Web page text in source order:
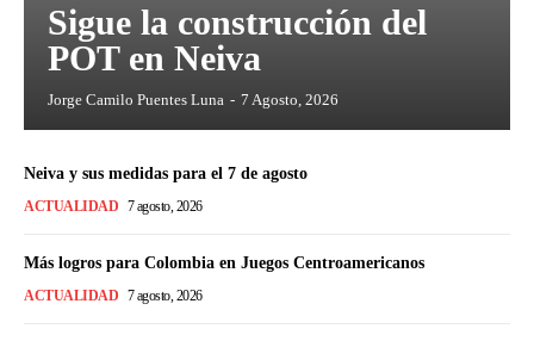
Sigue la construcción del
POT en Neiva
Jorge Camilo Puentes Luna - 7 Agosto, 2026
Neiva y sus medidas para el 7 de agosto
ACTUALIDAD 7 agosto, 2026
Más logros para Colombia en Juegos Centroamericanos
ACTUALIDAD 7 agosto, 2026